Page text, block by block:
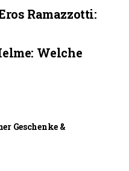
Ramazzotti:
Welche
Geschenke &